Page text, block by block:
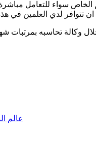
ان تتوافر لدي العلمين في
وكالة تحاسبه بمرتبات
عالم